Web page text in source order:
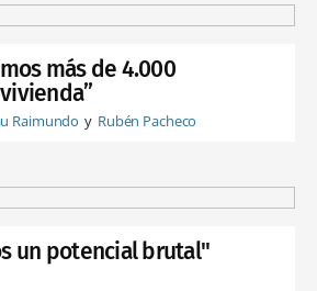
más de 4.000
Raimundo Rubén Pacheco
un potencial brutal"